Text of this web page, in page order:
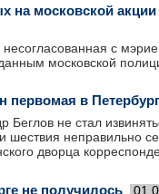
на московской
с
московской
первомая в
Беглов не стал
шествия неправильно
дворца
не получилось